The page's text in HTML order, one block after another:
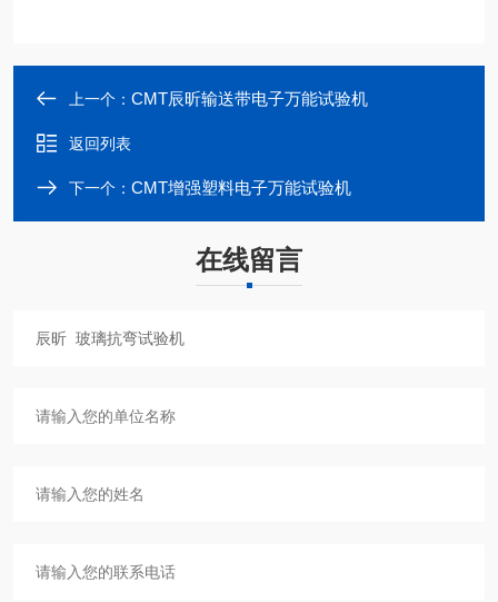
上一个： CMT辰昕输送带电子万能试验机
返回列表
下一个： CMT增强塑料电子万能试验机
在线留言